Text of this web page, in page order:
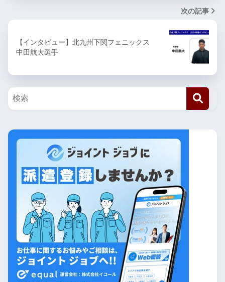
次の記事
【インタビュー】北九州下関フェニックス
中田航大選手